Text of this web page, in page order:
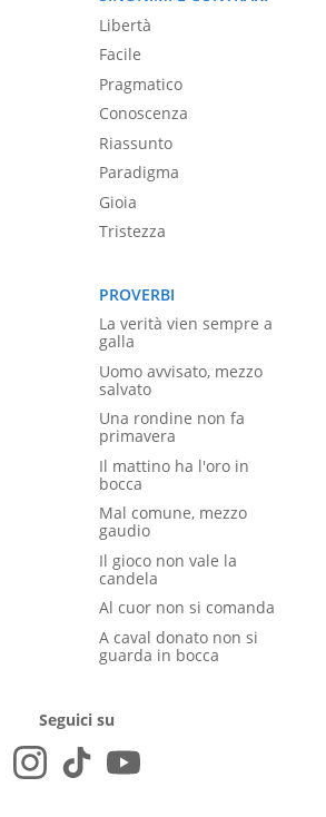
Libertà
Facile
Pragmatico
Conoscenza
Riassunto
Paradigma
Gioia
Tristezza
PROVERBI
La verità vien sempre a
galla
Uomo avvisato, mezzo
salvato
Una rondine non fa
primavera
Il mattino ha l'oro in
bocca
Mal comune, mezzo
gaudio
Il gioco non vale la
candela
Al cuor non si comanda
A caval donato non si
guarda in bocca
Seguici su